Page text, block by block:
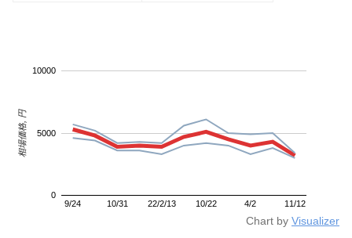
9/24 10/31 22/2/13 10/22 4/2 11/12
0
5000
10000
相場価格, 円
Chart by Visualizer